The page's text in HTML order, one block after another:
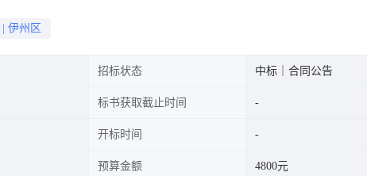
伊州区
招标状态 中标｜合同公告
标书获取截止时间
开标时间
预算金额 4800元